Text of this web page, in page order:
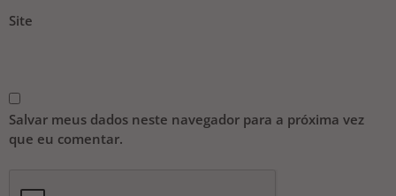
Site
Salvar meus dados neste navegador para a próxima vez
que eu comentar.